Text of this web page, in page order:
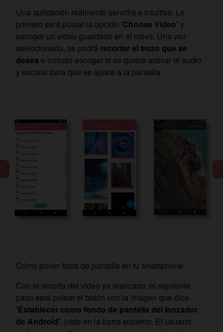
Una aplicación realmente sencilla e intuitiva. Lo
primero será pulsar la opción ‘Choose Video’ y
escoger un video guardado en el móvil. Una vez
seleccionado, se podrá recortar el trozo que se
desea e incluso escoger si se quiere activar el audio
y escalar para que se ajuste a la pantalla.
Cómo poner fotos de pantalla en tu smartphone
Con el recorte del vídeo ya realizado, el siguiente
paso será pulsar el botón con la imagen que dice
‘Establecer como fondo de pantalla del lanzador
de Android’, justo en la barra superior. El usuario